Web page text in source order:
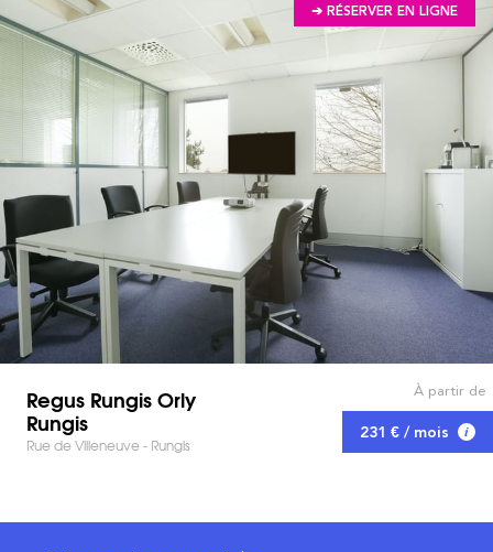
➔ RÉSERVER EN LIGNE
Regus Rungis Orly
Rungis
Rue de Villeneuve - Rungis
À partir de
231 € / mois